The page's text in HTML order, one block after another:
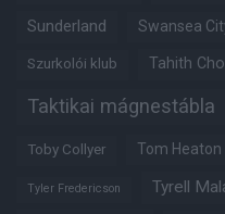
Sunderland Swansea
Szurkolói klub Tahith
Taktikai mágnestábla
Toby Collyer Tom Heaton
Tyler Fredericson Tyrell